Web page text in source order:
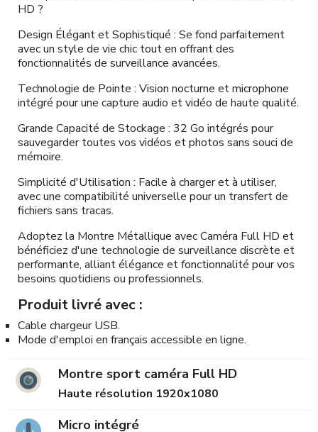
HD ?
Design Élégant et Sophistiqué : Se fond parfaitement
avec un style de vie chic tout en offrant des
fonctionnalités de surveillance avancées.
Technologie de Pointe : Vision nocturne et microphone
intégré pour une capture audio et vidéo de haute qualité.
Grande Capacité de Stockage : 32 Go intégrés pour
sauvegarder toutes vos vidéos et photos sans souci de
mémoire.
Simplicité d'Utilisation : Facile à charger et à utiliser,
avec une compatibilité universelle pour un transfert de
fichiers sans tracas.
Adoptez la Montre Métallique avec Caméra Full HD et
bénéficiez d'une technologie de surveillance discrète et
performante, alliant élégance et fonctionnalité pour vos
besoins quotidiens ou professionnels.
Produit livré avec :
Cable chargeur USB.
Mode d'emploi en français accessible en ligne.
Montre sport caméra Full HD
Haute résolution 1920x1080
Micro intégré